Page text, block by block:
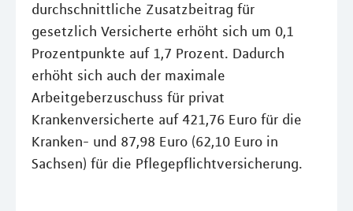
durchschnittliche Zusatzbeitrag für
gesetzlich Versicherte erhöht sich um 0,1
Prozentpunkte auf 1,7 Prozent. Dadurch
erhöht sich auch der maximale
Arbeitgeberzuschuss für privat
Krankenversicherte auf 421,76 Euro für die
Kranken- und 87,98 Euro (62,10 Euro in
Sachsen) für die Pflegepflichtversicherung.